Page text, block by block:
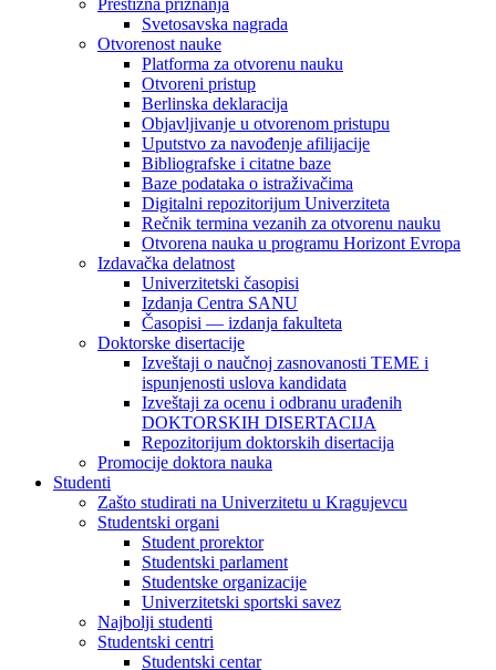
Svetosavska nagrada
Otvorenost nauke
Platforma za otvorenu nauku
Otvoreni pristup
Berlinska deklaracija
Objavljivanje u otvorenom pristupu
Uputstvo za navođenje afilijacije
Bibliografske i citatne baze
Baze podataka o istraživačima
Digitalni repozitorijum Univerziteta
Rečnik termina vezanih za otvorenu nauku
Otvorena nauka u programu Horizont Evropa
Izdavačka delatnost
Univerzitetski časopisi
Izdanja Centra SANU
Časopisi — izdanja fakulteta
Doktorske disertacije
Izveštaji o naučnoj zasnovanosti TEME i
ispunjenosti uslova kandidata
Izveštaji za ocenu i odbranu urađenih
DOKTORSKIH DISERTACIJA
Repozitorijum doktorskih disertacija
Promocije doktora nauka
Studenti
Zašto studirati na Univerzitetu u Kragujevcu
Studentski organi
Student prorektor
Studentski parlament
Studentske organizacije
Univerzitetski sportski savez
Najbolji studenti
Studentski centri
Studentski centar